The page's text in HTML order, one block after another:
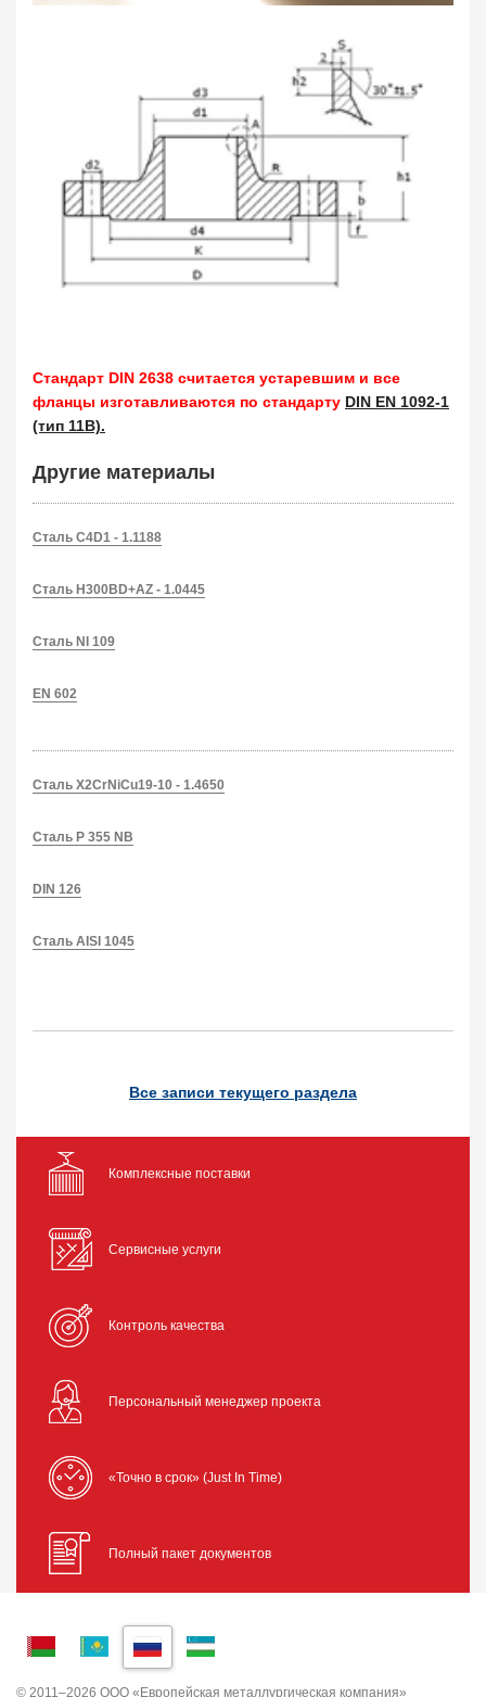
Стандарт DIN 2638 считается устаревшим и все
фланцы изготавливаются по стандарту DIN EN 1092-1
(тип 11B).
Другие материалы
Сталь C4D1 - 1.1188
Сталь H300BD+AZ - 1.0445
Сталь NI 109
EN 602
Сталь X2CrNiCu19-10 - 1.4650
Сталь P 355 NB
DIN 126
Сталь AISI 1045
Все записи текущего раздела
Комплексные поставки
Сервисные услуги
Контроль качества
Персональный менеджер проекта
«Точно в срок» (Just In Time)
Полный пакет документов
© 2011–2026 ООО «Европейская металлургическая компания»